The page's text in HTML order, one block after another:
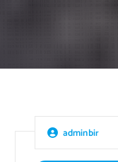
adminbir